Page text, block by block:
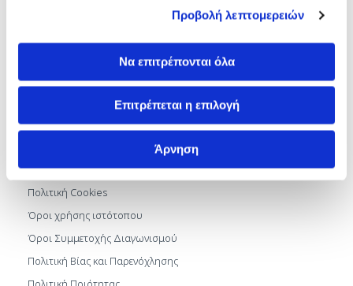
Προβολή λεπτομερειών
Να επιτρέπονται όλα
Επιτρέπεται η επιλογή
Άρνηση
info.geniki@imitheamg.gr
Αρ. Γ.Ε.ΜΗ.: 183786001000
Όροι και Πολιτικές
Προστασία Προσωπικών Δεδομένων
Ποιότητα και Ασφάλεια
Πολιτική Cookies
Όροι χρήσης ιστότοπου
Όροι Συμμετοχής Διαγωνισμού
Πολιτική Βίας και Παρενόχλησης